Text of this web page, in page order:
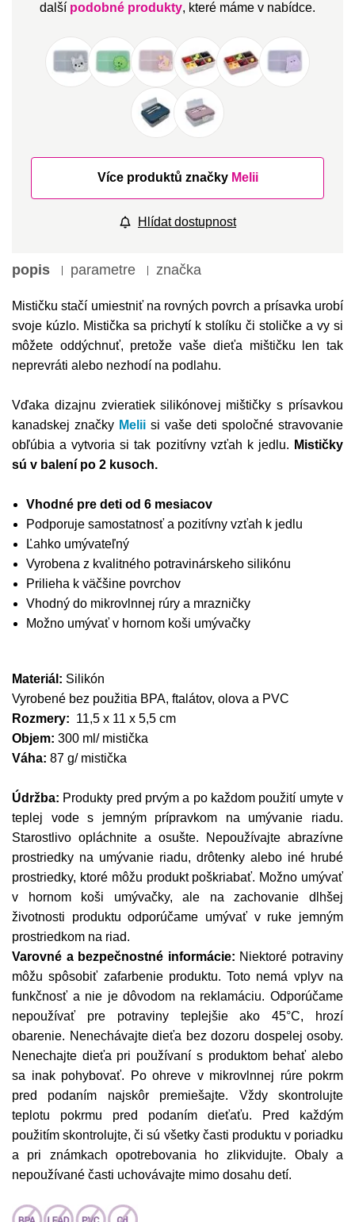
další podobné produkty, které máme v nabídce.
Více produktů značky Melii
Hlídat dostupnost
popis parametre značka
Mističku stačí umiestniť na rovných povrch a prísavka urobí
svoje kúzlo. Mistička sa prichytí k stolíku či stoličke a vy si
môžete oddýchnuť, pretože vaše dieťa mištičku len tak
neprevráti alebo nezhodí na podlahu.
Vďaka dizajnu zvieratiek silikónovej mištičky s prísavkou
kanadskej značky Melii si vaše deti spoločné stravovanie
obľúbia a vytvoria si tak pozitívny vzťah k jedlu. Mističky
sú v balení po 2 kusoch.
Vhodné pre deti od 6 mesiacov
Podporuje samostatnosť a pozitívny vzťah k jedlu
Ľahko umývateľný
Vyrobena z kvalitného potravinárskeho silikónu
Prilieha k väčšine povrchov
Vhodný do mikrovlnnej rúry a mrazničky
Možno umývať v hornom koši umývačky
Materiál: Silikón
Vyrobené bez použitia BPA, ftalátov, olova a PVC
Rozmery: 11,5 x 11 x 5,5 cm
Objem: 300 ml/ mistička
Váha: 87 g/ mistička
Údržba: Produkty pred prvým a po každom použití umyte v
teplej vode s jemným prípravkom na umývanie riadu.
Starostlivo opláchnite a osušte. Nepoužívajte abrazívne
prostriedky na umývanie riadu, drôtenky alebo iné hrubé
prostriedky, ktoré môžu produkt poškriabať. Možno umývať
v hornom koši umývačky, ale na zachovanie dlhšej
životnosti produktu odporúčame umývať v ruke jemným
prostriedkom na riad.
Varovné a bezpečnostné informácie: Niektoré potraviny
môžu spôsobiť zafarbenie produktu. Toto nemá vplyv na
funkčnosť a nie je dôvodom na reklamáciu. Odporúčame
nepoužívať pre potraviny teplejšie ako 45°C, hrozí
obarenie. Nenechávajte dieťa bez dozoru dospelej osoby.
Nenechajte dieťa pri používaní s produktom behať alebo
sa inak pohybovať. Po ohreve v mikrovlnnej rúre pokrm
pred podaním najskôr premiešajte. Vždy skontrolujte
teplotu pokrmu pred podaním dieťaťu. Pred každým
použitím skontrolujte, či sú všetky časti produktu v poriadku
a pri známkach opotrebovania ho zlikvidujte. Obaly a
nepoužívané časti uchovávajte mimo dosahu detí.